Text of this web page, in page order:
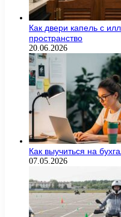
Как двери капель с
пространство
20.06.2026
Как выучиться на
07.05.2026